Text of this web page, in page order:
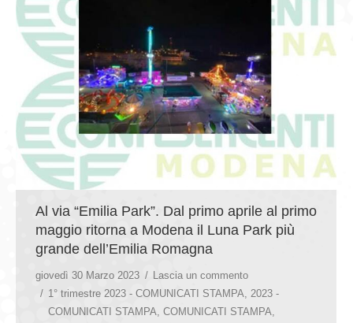
Al via “Emilia Park”. Dal primo aprile al primo
maggio ritorna a Modena il Luna Park più
grande dell’Emilia Romagna
giovedì 30 Marzo 2023
Lascia un commento
1° trimestre 2023 - COMUNICATI STAMPA, 2023 -
COMUNICATI STAMPA, COMUNICATI STAMPA,